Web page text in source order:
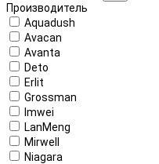
Производитель
Aquadush
Avacan
Avanta
Deto
Erlit
Grossman
Imwei
LanMeng
Mirwell
Niagara